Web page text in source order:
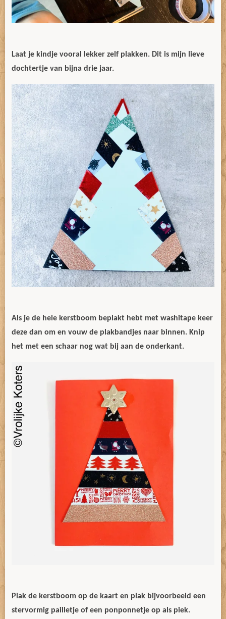
Laat je kindje vooral lekker zelf plakken. Dit is mijn lieve
dochtertje van bijna drie jaar.
Als je de hele kerstboom beplakt hebt met washitape keer
deze dan om en vouw de plakbandjes naar binnen. Knip
het met een schaar nog wat bij aan de onderkant.
Plak de kerstboom op de kaart en plak bijvoorbeeld een
stervormig pailletje of een ponponnetje op als piek.